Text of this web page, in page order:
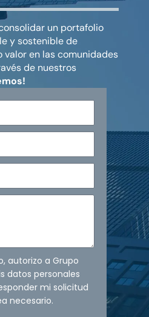
un portafolio
y sostenible de
valor en las comunidades
de nuestros
autorizo a Grupo
datos personales
mi solicitud
necesario.